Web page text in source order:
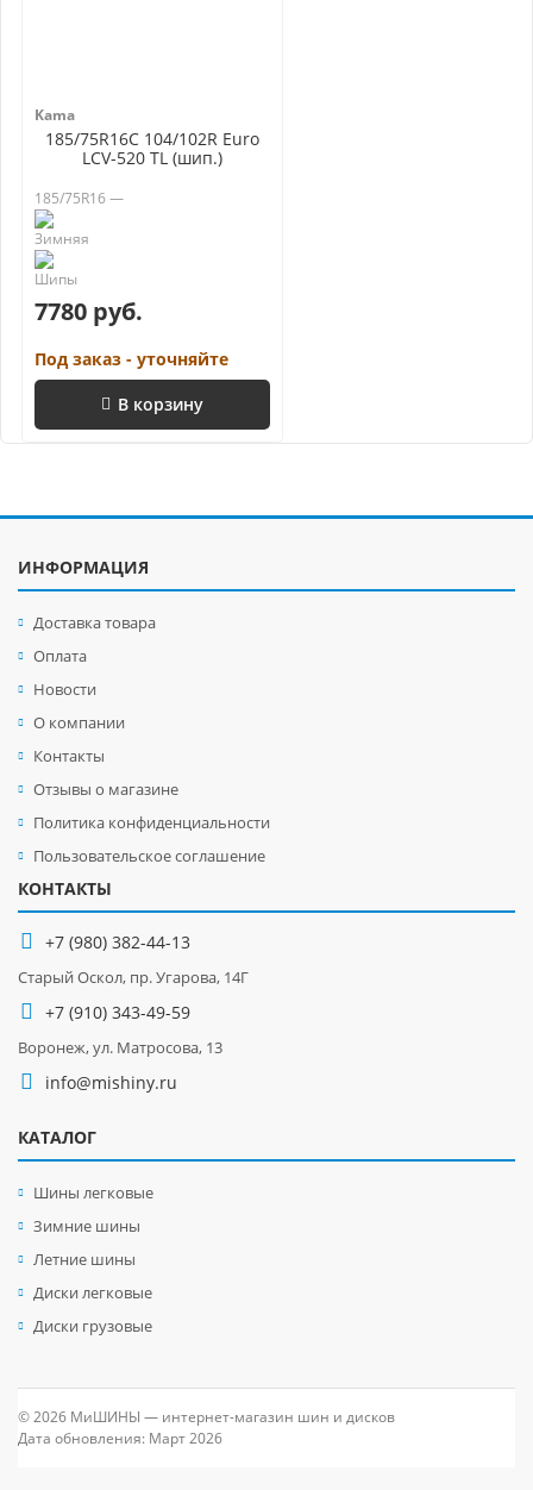
Kama
185/75R16C 104/102R Euro
LCV-520 TL (шип.)
185/75R16 —
7780 руб.
Под заказ - уточняйте
В корзину
ИНФОРМАЦИЯ
Доставка товара
Оплата
Новости
О компании
Контакты
Отзывы о магазине
Политика конфиденциальности
Пользовательское соглашение
КОНТАКТЫ
+7 (980) 382-44-13
Старый Оскол, пр. Угарова, 14Г
+7 (910) 343-49-59
Воронеж, ул. Матросова, 13
info@mishiny.ru
КАТАЛОГ
Шины легковые
Зимние шины
Летние шины
Диски легковые
Диски грузовые
© 2026 МиШИНЫ — интернет-магазин шин и дисков
Дата обновления: Март 2026